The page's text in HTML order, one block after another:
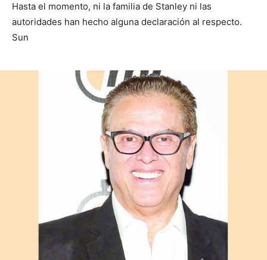
Hasta el momento, ni la familia de Stanley ni las
autoridades han hecho alguna declaración al respecto.
Sun